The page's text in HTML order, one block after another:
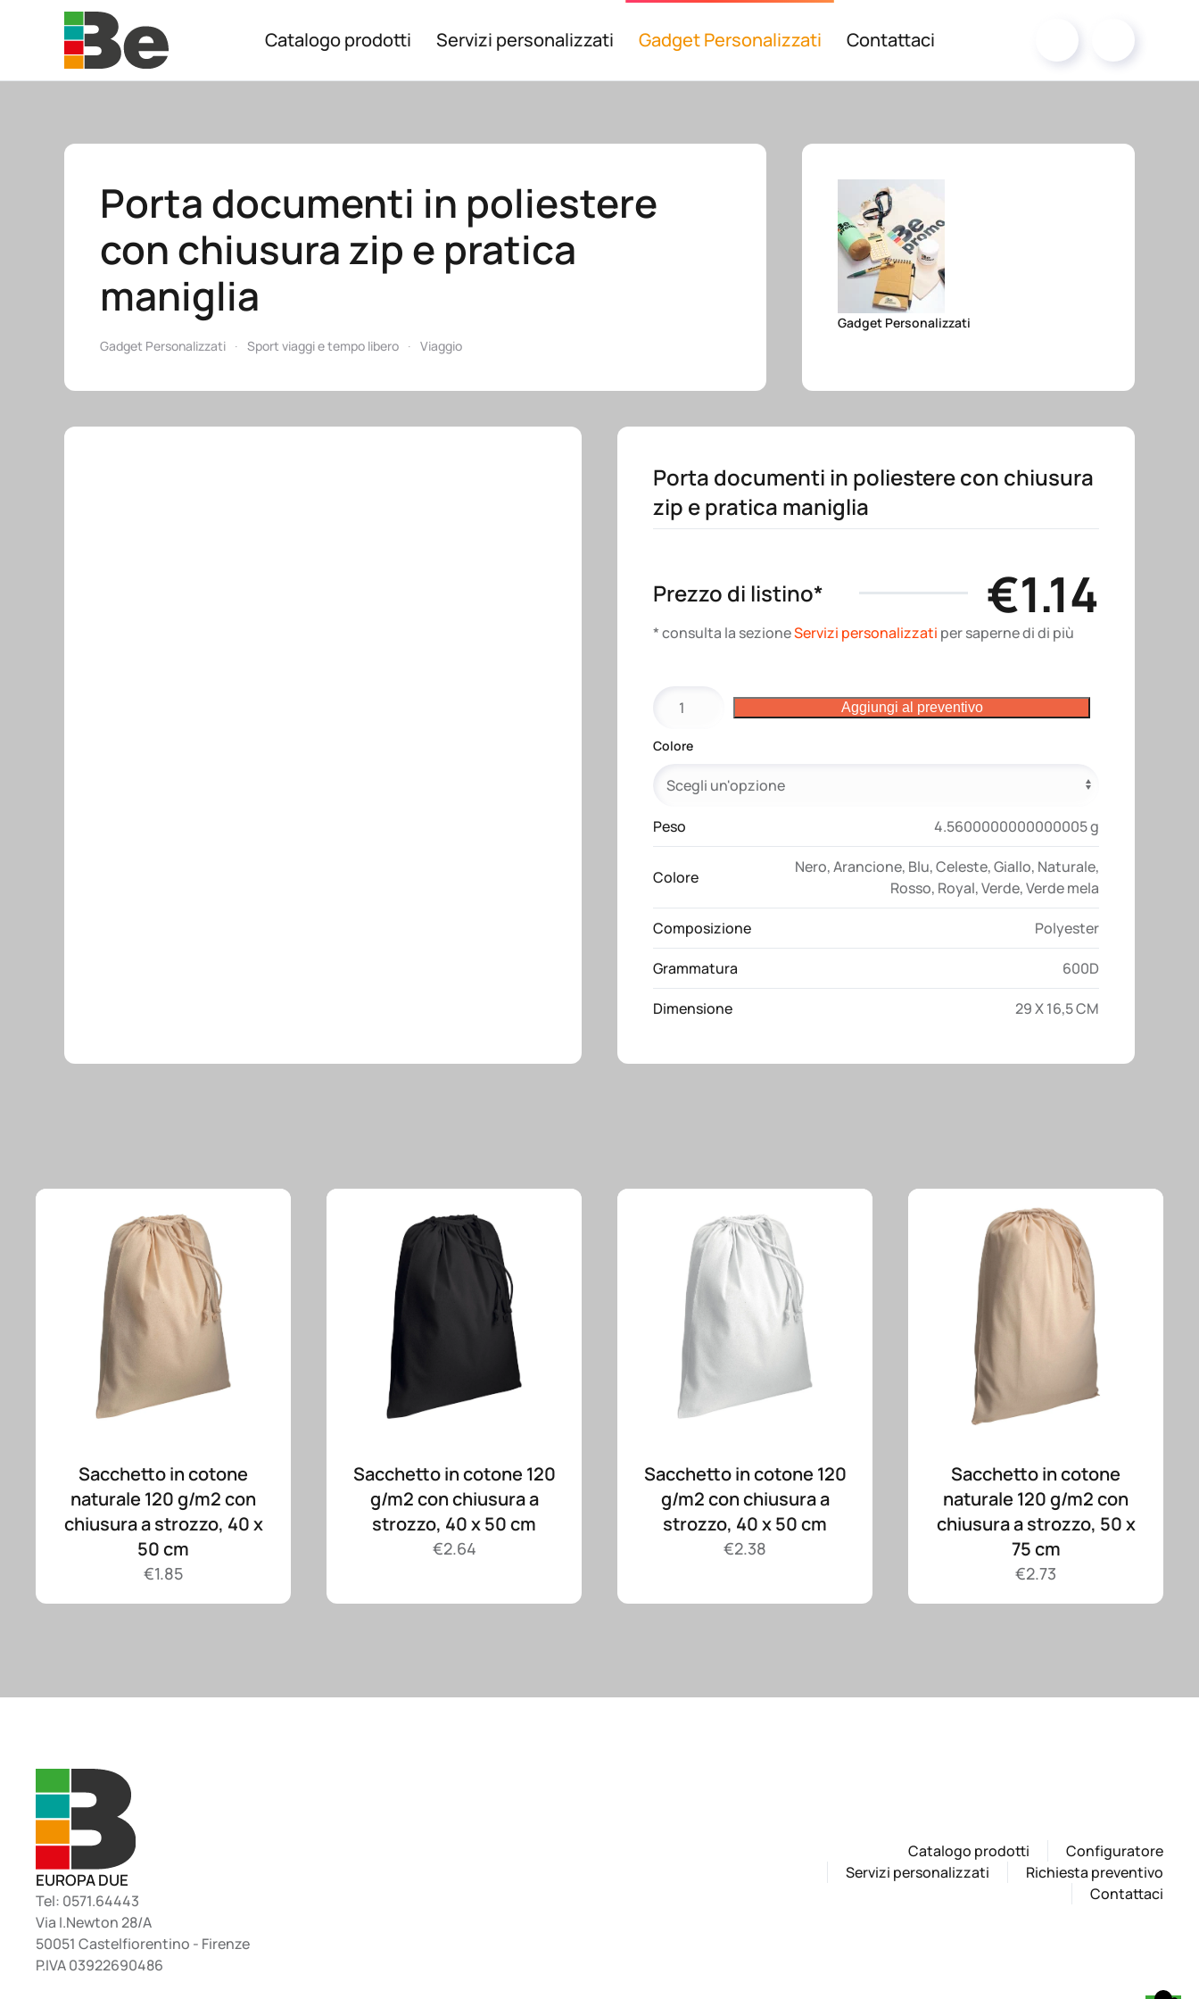
Skip to main content Catalogo prodotti Servizi personalizzati Gadget Personalizzati Contattaci
Porta documenti in poliestere
con chiusura zip e pratica
maniglia
Gadget Personalizzati Sport viaggi e tempo libero Viaggio
Gadget Personalizzati
Porta documenti in poliestere con chiusura
zip e pratica maniglia
Prezzo di listino* €1.14
* consulta la sezioneServizi personalizzati per saperne di di più
documenti
in
con
zip
e
pratica
maniglia
quantità
Aggiungi al preventivo
Colore
Peso 4.5600000000000005 g
Colore
Nero,Arancione, Blu,Celeste,Giallo, Naturale,
Rosso, Royal,Verde,Verde mela
Composizione Polyester
Grammatura 600D
Dimensione 29 X 16,5 CM
Sacchetto in cotone
naturale 120 g/m2 con
chiusura a strozzo, 40 x
50 cm
€1.85
Sacchetto in cotone 120
g/m2 con chiusura a
strozzo, 40 x 50 cm
€2.64
Sacchetto in cotone 120
g/m2 con chiusura a
strozzo, 40 x 50 cm
€2.38
Sacchetto in cotone
naturale 120 g/m2 con
chiusura a strozzo, 50 x
75 cm
€2.73
EUROPA DUE
Tel: 0571.64443
Via I.Newton 28/A
50051 Castelfiorentino - Firenze
P.IVA 03922690486
Catalogo prodotti
Configuratore
Servizi personalizzati
Richiesta preventivo
Contattaci